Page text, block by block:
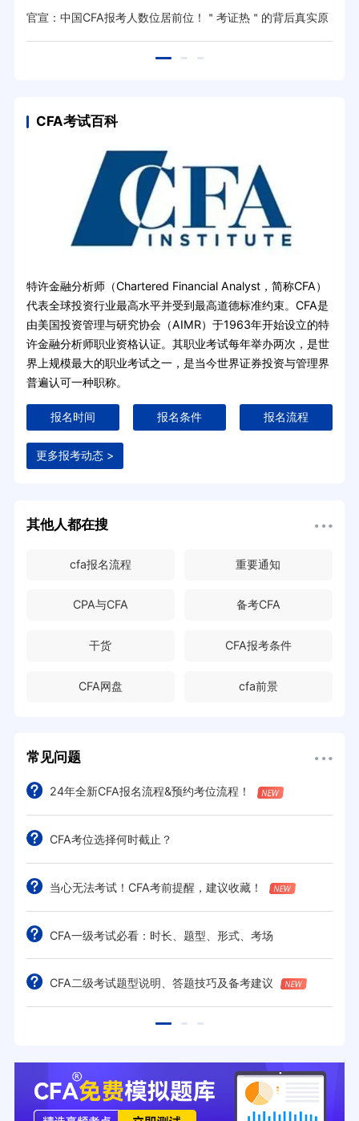
贴正在
官宣：中国CFA报考人数位居前位！＂考证热＂的背后真实原
CFA考试百科
特许金融分析师（Chartered Financial Analyst，简称CFA）
代表全球投资行业最高水平并受到最高道德标准约束。CFA是
由美国投资管理与研究协会（AIMR）于1963年开始设立的特
许金融分析师职业资格认证。其职业考试每年举办两次，是世
界上规模最大的职业考试之一，是当今世界证券投资与管理界
普遍认可一种职称。
报名时间 报名条件 报名流程
更多报考动态 >
其他人都在搜
cfa报名流程 重要通知
CPA与CFA 备考CFA
干货 CFA报考条件
CFA网盘 cfa前景
常见问题
24年全新CFA报名流程&预约考位流程！
CFA考位选择何时截止？
当心无法考试！CFA考前提醒，建议收藏！
CFA一级考试必看：时长、题型、形式、考场
CFA二级考试题型说明、答题技巧及备考建议